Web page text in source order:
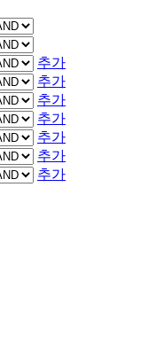
추가
추가
추가
추가
추가
추가
추가